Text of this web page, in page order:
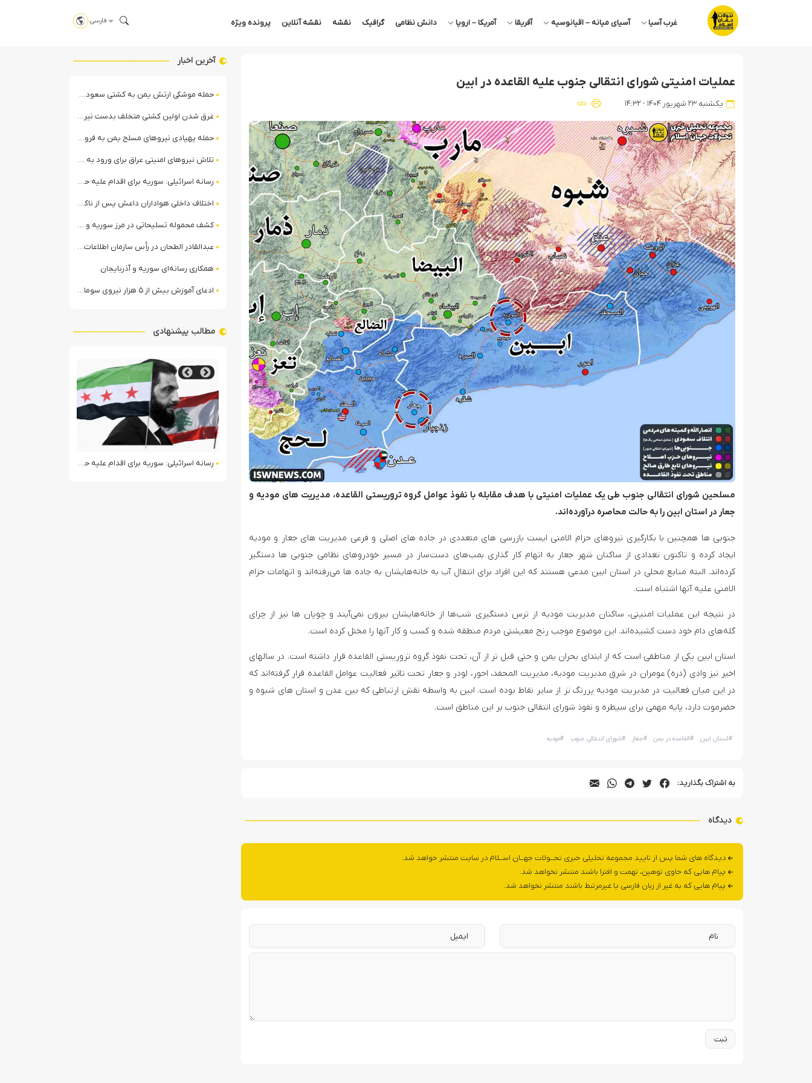
غرب آسیا آسیای میانه – اقیانوسیه آفریقا آمریکا – اروپا دانش نظامی گرافیک نقشه نقشه آنلاین پرونده ویژه فارسی
عملیات امنیتی شورای انتقالی جنوب علیه القاعده در ابین
یکشنبه ۲۳ شهریور ۱۴۰۴ - ۱۴:۳۲
مسلحین شورای انتقالی جنوب طی یک عملیات امنیتی با هدف مقابله با نفوذ عوامل گروه تروریستی القاعده، مدیریت های مودیه و
جعار در استان ابین را به حالت محاصره درآورده‌اند.
جنوبی ها همچنین با بکارگیری نیروهای حزام الامنی ایست بازرسی های متعددی در جاده های اصلی و فرعی مدیریت های جعار و مودیه
ایجاد کرده و تاکنون تعدادی از ساکنان شهر جعار به اتهام کار گذاری بمب‌های دست‌ساز در مسیر خودروهای نظامی جنوبی ها دستگیر
کرده‌اند. البته منابع محلی در استان ابین مدعی هستند که این افراد برای انتقال آب به خانه‌هایشان به جاده ها می‌رفته‌اند و اتهامات حزام
الامنی علیه آنها اشتباه است.
در نتیجه این عملیات امنیتی، ساکنان مدیریت مودیه از ترس دستگیری شب‌ها از خانه‌هایشان بیرون نمی‌آیند و چوپان ها نیز از چرای
گله‌های دام خود دست کشیده‌اند. این موضوع موجب رنج معیشتی مردم منطقه شده و کسب و کار آنها را مختل کرده است.
استان ابین یکی از مناطقی است که از ابتدای بحران یمن و حتی قبل تر از آن، تحت نفوذ گروه تروریستی القاعده قرار داشته است. در سالهای
اخیر نیز وادی (دره) عومران در شرق مدیریت مودیه، مدیریت المحفد، احور، لودر و جعار تحت تاثیر فعالیت عوامل القاعده قرار گرفته‌اند که
در این میان فعالیت در مدیریت مودیه پررنگ تر از سایر نقاط بوده است. ابین به واسطه نقش ارتباطی که بین عدن و استان های شبوه و
حضرموت دارد، پایه مهمی برای سیطره و نفوذ شورای انتقالی جنوب بر این مناطق است.
#استان ابین #القاعده در یمن #جعار #شورای انتقالی جنوب #مودیه
به اشتراک بگذارید:
دیدگاه
دیدگاه های شما پس از تایید مجموعه تحلیلی خبری تحــولات جهــان اســلام در سایت منتشر خواهد شد.
پیام هایی که حاوی توهین، تهمت و افترا باشند منتشر نخواهد شد.
پیام هایی که به غیر از زبان فارسی یا غیرمرتبط باشند منتشر نخواهد شد.
آخرین اخبار
حمله موشکی ارتش یمن به کشتی سعودی در شمال دریای سرخ
غرق شدن اولین کشتی متخلف بدست نیروی دریایی ارتش یمن
حمله پهپادی نیروهای مسلح یمن به فرودگاه نجران
تلاش نیروهای امنیتی عراق برای ورود به مقر مقاومت در حومه بغداد
رسانه اسرائیلی: سوریه برای اقدام علیه حزب‌الله در لبنان آماده می‌شود!
اختلاف داخلی هواداران داعش پس از ناکامی عملیات انغماسی داعش در رقه
کشف محموله تسلیحاتی در مرز سوریه و عراق توسط نیروهای الجولانی
عبدالقادر الطحان در رأس سازمان اطلاعات سوریه؛ گمانه‌زنی‌ها درباره اختلافات در ساختار امنیتی
همکاری رسانه‌ای سوریه و آذربایجان
ادعای آموزش بیش از ۵ هزار نیروی سومالیایی با نظارت عربستان
مطالب پیشنهادی
رهگیری و انهدام موشک کروز آمریکایی در لرستان انهدام یک پهپاد انتحاری آمریکایی در هرمزگان رسانه اسرائیلی: سوریه برای اقدام علیه حزب‌الله در لبنان آماده می‌شود!